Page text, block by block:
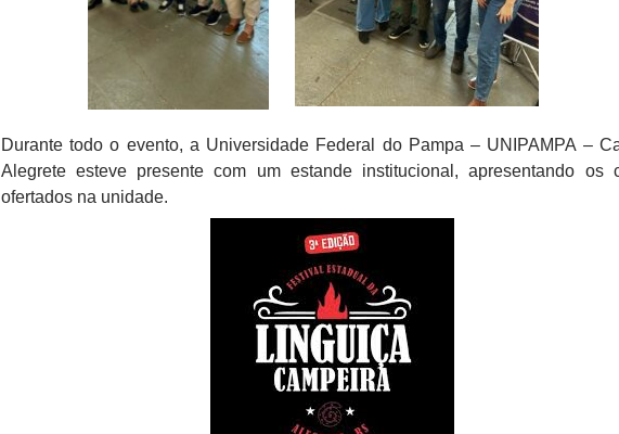
Durante todo o evento, a Universidade Federal do Pampa – UNIPAMPA –
Alegrete esteve presente com um estande institucional, apresentando os
ofertados na unidade.